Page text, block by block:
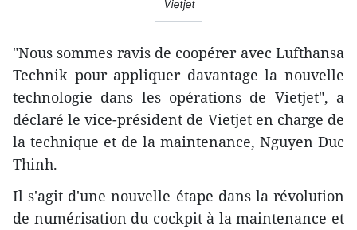
Vietjet
"Nous sommes ravis de coopérer avec Lufthansa
Technik pour appliquer davantage la nouvelle
technologie dans les opérations de Vietjet", a
déclaré le vice-président de Vietjet en charge de
la technique et de la maintenance, Nguyen Duc
Thinh.
Il s'agit d'une nouvelle étape dans la révolution
de numérisation du cockpit à la maintenance et